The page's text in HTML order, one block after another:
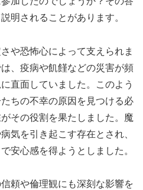
明されることがあります。
や恐怖心によって支えられま
、疫病や飢饉などの災害が頻
直面していました。このよう
ちの不幸の原因を見つける必
その役割を果たしました。魔
気を引き起こす存在とされ、
安心感を得ようとしました。
頼や倫理観にも深刻な影響を